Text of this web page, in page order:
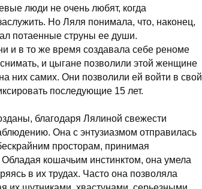
люди не очень любят, когда
Но Ляля понимала, что, наконец,
потаенные струны ее души.
и в то же время создавала себе реноме
и цыгане позволили этой женщине
них самих. Они позволили ей войти в свой
последующие 15 лет.
благодаря Лялиной свежести
Она с энтузиазмом отправилась
просторам, принимая
кошачьим инстинктом, она умела
в их трудах. Часто она позволяла